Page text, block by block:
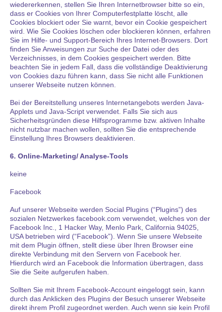
wiedererkennen, stellen Sie Ihren Internetbrowser bitte so ein,
dass er Cookies von Ihrer Computerfestplatte löscht, alle
Cookies blockiert oder Sie warnt, bevor ein Cookie gespeichert
wird. Wie Sie Cookies löschen oder blockieren können, erfahren
Sie im Hilfe- und Support-Bereich Ihres Internet-Browsers. Dort
finden Sie Anweisungen zur Suche der Datei oder des
Verzeichnisses, in dem Cookies gespeichert werden. Bitte
beachten Sie in jedem Fall, dass die vollständige Deaktivierung
von Cookies dazu führen kann, dass Sie nicht alle Funktionen
unserer Webseite nutzen können.
Bei der Bereitstellung unseres Internetangebots werden Java-
Applets und Java-Script verwendet. Falls Sie sich aus
Sicherheitsgründen diese Hilfsprogramme bzw. aktiven Inhalte
nicht nutzbar machen wollen, sollten Sie die entsprechende
Einstellung Ihres Browsers deaktivieren.
6. Online-Marketing/ Analyse-Tools
keine
Facebook
Auf unserer Webseite werden Social Plugins (“Plugins”) des
sozialen Netzwerkes facebook.com verwendet, welches von der
Facebook Inc., 1 Hacker Way, Menlo Park, California 94025,
USA betrieben wird (“Facebook”). Wenn Sie unsere Webseite
mit dem Plugin öffnen, stellt diese über Ihren Browser eine
direkte Verbindung mit den Servern von Facebook her.
Hierdurch wird an Facebook die Information übertragen, dass
Sie die Seite aufgerufen haben.
Sollten Sie mit Ihrem Facebook-Account eingeloggt sein, kann
durch das Anklicken des Plugins der Besuch unserer Webseite
direkt ihrem Profil zugeordnet werden. Auch wenn sie kein Profil